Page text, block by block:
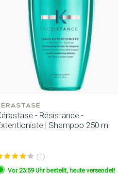
Haarpflege
- Résistance -
| Shampoo 250 ml
(1)
Vor 23:59 Uhr bestellt, heute versendet!